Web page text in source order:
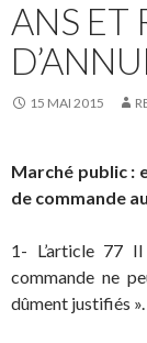
ANS ET
15 MAI 2015
Marché public :
de commande
1- L’article 77
commande ne
dûment justifiés ».